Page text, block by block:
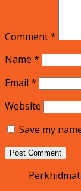
Comment*
Name *
Email *
Website
Save my